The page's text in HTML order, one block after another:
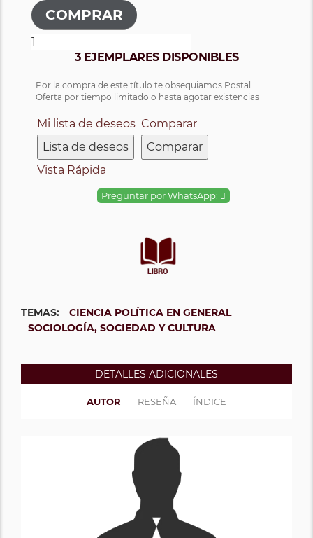
3 EJEMPLARES DISPONIBLES
Por la compra de este título te obsequiamos Postal.
Oferta por tiempo limitado o hasta agotar existencias
Mi lista de deseos
Lista de deseos
Comparar
Comparar
Vista Rápida
Preguntar por WhatsApp:
TEMAS:
CIENCIA POLÍTICA EN GENERAL
SOCIOLOGÍA, SOCIEDAD Y CULTURA
DETALLES ADICIONALES
AUTOR RESEÑA ÍNDICE